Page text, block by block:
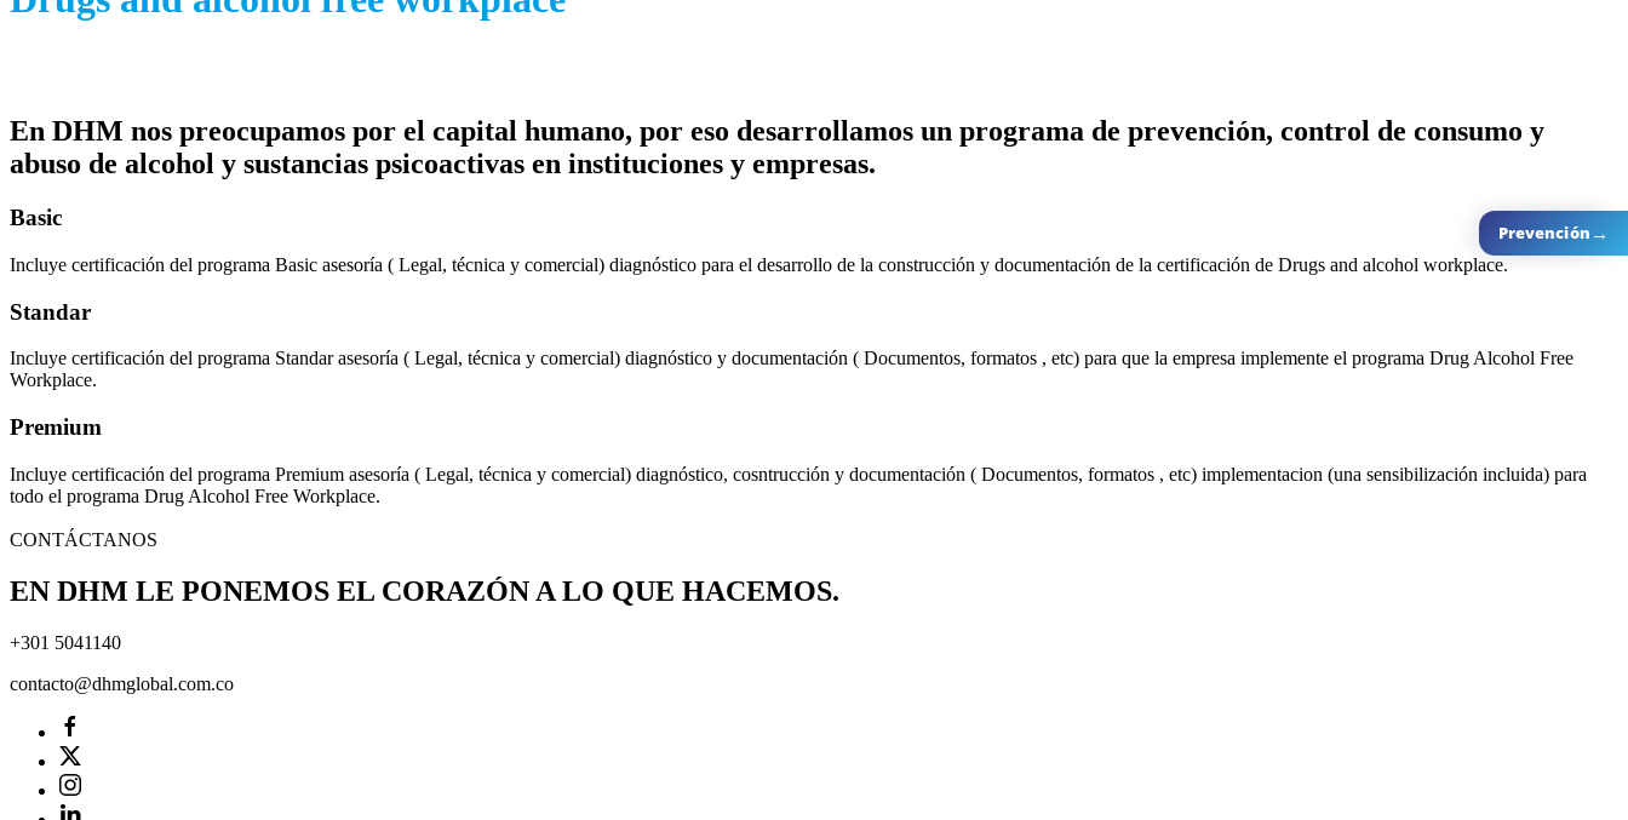
En DHM nos preocupamos por el capital humano, por eso desarrollamos un programa de prevención, control de consumo y
abuso de alcohol y sustancias psicoactivas en instituciones y empresas.
Basic
Incluye certificación del programa Basic asesoría ( Legal, técnica y comercial) diagnóstico para el desarrollo de la construcción y documentación de la certificación de Drugs and alcohol workplace.
Standar
Incluye certificación del programa Standar asesoría ( Legal, técnica y comercial) diagnóstico y documentación ( Documentos, formatos , etc) para que la empresa implemente el programa Drug Alcohol Free
Workplace.
Premium
Incluye certificación del programa Premium asesoría ( Legal, técnica y comercial) diagnóstico, cosntrucción y documentación ( Documentos, formatos , etc) implementacion (una sensibilización incluida) para
todo el programa Drug Alcohol Free Workplace.
CONTÁCTANOS
EN DHM LE PONEMOS EL CORAZÓN A LO QUE HACEMOS.
+301 5041140
contacto@dhmglobal.com.co
Prevención →